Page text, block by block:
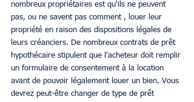
nombreux propriétaires est qu'ils ne peuvent
pas, ou ne savent pas comment , louer leur
propriété en raison des dispositions légales de
leurs créanciers. De nombreux contrats de prêt
hypothécaire stipulent que l'acheteur doit remplir
un formulaire de consentement à la location
avant de pouvoir légalement louer un bien. Vous
devrez peut-être changer de type de prêt